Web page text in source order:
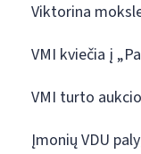
Viktorina
VMI kviečia į
VMI turto
Įmonių VDU